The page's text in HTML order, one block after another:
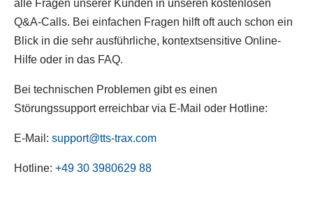
alle Fragen unserer Kunden in unseren kostenlosen
Q&A-Calls. Bei einfachen Fragen hilft oft auch schon ein
Blick in die sehr ausführliche, kontextsensitive Online-
Hilfe oder in das FAQ.
Bei technischen Problemen gibt es einen
Störungssupport erreichbar via E-Mail oder Hotline:
E-Mail: support@tts-trax.com
Hotline: +49 30 3980629 88